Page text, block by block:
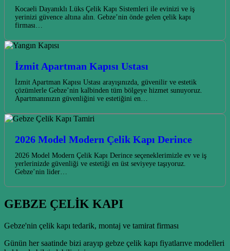
Kocaeli Dayanıklı Lüks Çelik Kapı Sistemleri ile evinizi ve iş
yerinizi güvence altına alın. Gebze’nin önde gelen çelik kapı
firması…
İzmit Apartman Kapısı Ustası
İzmit Apartman Kapısı Ustası arayışınızda, güvenilir ve estetik
çözümlerle Gebze’nin kalbinden tüm bölgeye hizmet sunuyoruz.
Apartmanınızın güvenliğini ve estetiğini en…
2026 Model Modern Çelik Kapı Derince
2026 Model Modern Çelik Kapı Derince seçeneklerimizle ev ve iş
yerlerinizde güvenliği ve estetiği en üst seviyeye taşıyoruz.
Gebze’nin lider…
GEBZE ÇELİK KAPI
Gebze'nin çelik kapı tedarik, montaj ve tamirat firması
Günün her saatinde bizi arayıp gebze çelik kapı fiyatlarıve modelleri